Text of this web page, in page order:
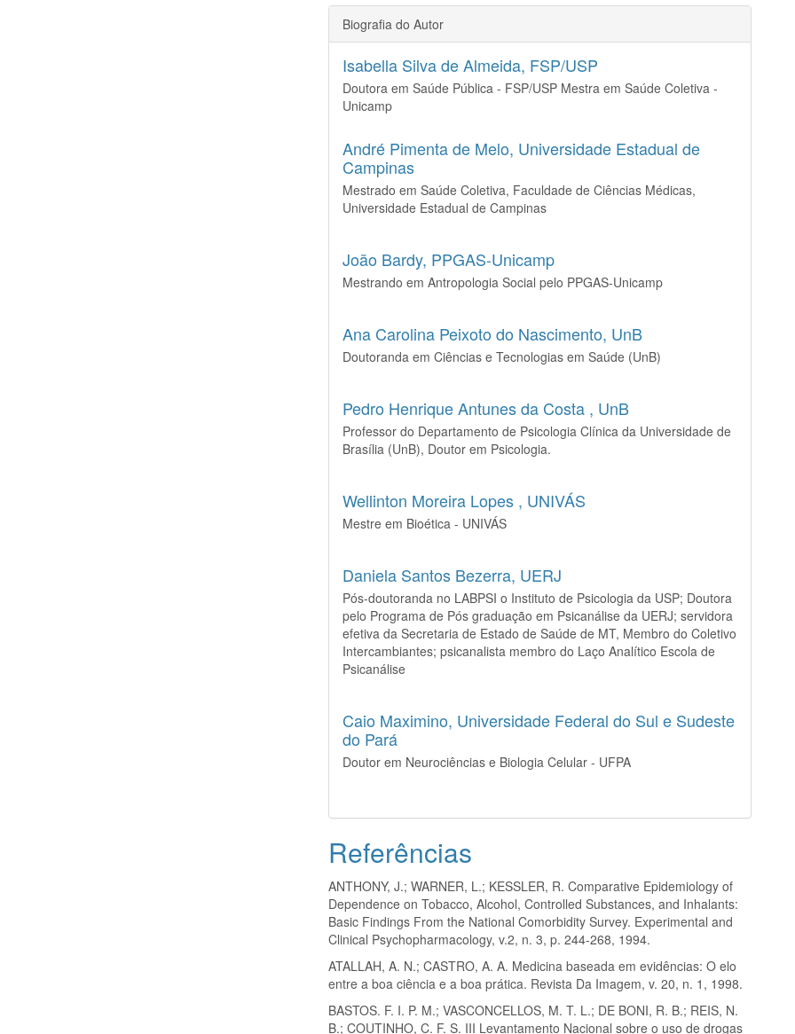
Biografia do Autor
Isabella Silva de Almeida, FSP/USP
Doutora em Saúde Pública - FSP/USP Mestra em Saúde Coletiva -
Unicamp
André Pimenta de Melo, Universidade Estadual de
Campinas
Mestrado em Saúde Coletiva, Faculdade de Ciências Médicas,
Universidade Estadual de Campinas
João Bardy, PPGAS-Unicamp
Mestrando em Antropologia Social pelo PPGAS-Unicamp
Ana Carolina Peixoto do Nascimento, UnB
Doutoranda em Ciências e Tecnologias em Saúde (UnB)
Pedro Henrique Antunes da Costa , UnB
Professor do Departamento de Psicologia Clínica da Universidade de
Brasília (UnB), Doutor em Psicologia.
Wellinton Moreira Lopes , UNIVÁS
Mestre em Bioética - UNIVÁS
Daniela Santos Bezerra, UERJ
Pós-doutoranda no LABPSI o Instituto de Psicologia da USP; Doutora
pelo Programa de Pós graduação em Psicanálise da UERJ; servidora
efetiva da Secretaria de Estado de Saúde de MT, Membro do Coletivo
Intercambiantes; psicanalista membro do Laço Analítico Escola de
Psicanálise
Caio Maximino, Universidade Federal do Sul e Sudeste
do Pará
Doutor em Neurociências e Biologia Celular - UFPA
Referências
ANTHONY, J.; WARNER, L.; KESSLER, R. Comparative Epidemiology of
Dependence on Tobacco, Alcohol, Controlled Substances, and Inhalants:
Basic Findings From the National Comorbidity Survey. Experimental and
Clinical Psychopharmacology, v.2, n. 3, p. 244-268, 1994.
ATALLAH, A. N.; CASTRO, A. A. Medicina baseada em evidências: O elo
entre a boa ciência e a boa prática. Revista Da Imagem, v. 20, n. 1, 1998.
BASTOS. F. I. P. M.; VASCONCELLOS, M. T. L.; DE BONI, R. B.; REIS, N.
B.; COUTINHO, C. F. S. III Levantamento Nacional sobre o uso de drogas